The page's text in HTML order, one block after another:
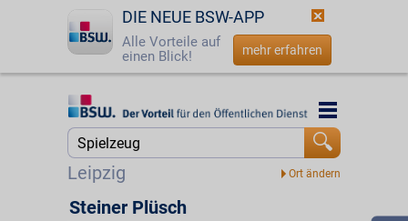
DIE NEUE BSW-APP
Alle Vorteile auf
einen Blick!
mehr erfahren
Startseite
Jetzt BSW-Mitglied werden
Login
Leipzig
Startseite
Suche
Steiner Plüsch